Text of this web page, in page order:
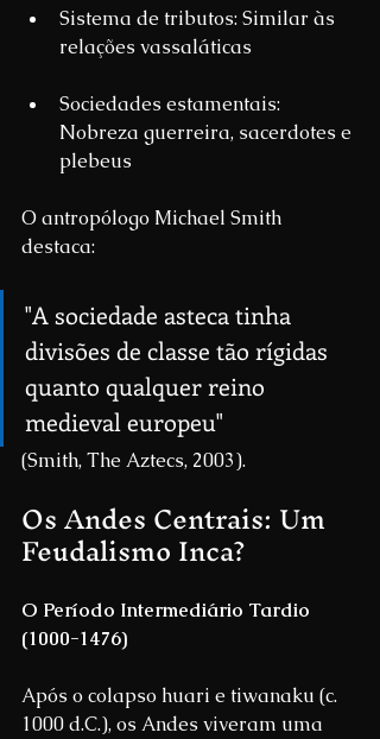
Sistema de tributos: Similar às
relações vassaláticas
Sociedades estamentais:
Nobreza guerreira, sacerdotes e
plebeus
O antropólogo Michael Smith
destaca:
"A sociedade asteca tinha
divisões de classe tão rígidas
quanto qualquer reino
medieval europeu"
(Smith, The Aztecs, 2003).
Os Andes Centrais: Um
Feudalismo Inca?
O Período Intermediário Tardio
(1000-1476)
Após o colapso huari e tiwanaku (c.
1000 d.C.), os Andes viveram uma